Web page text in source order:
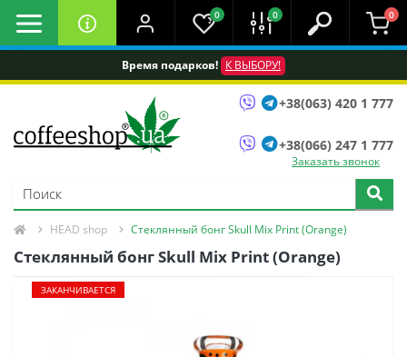
Время подарков! К ВЫБОРУ!
0 0 0
+38(063) 420 1 777
+38(066) 247 1 777
Заказать звонок
HEAD shop Стеклянный бонг Skull Mix Print (Orange)
Стеклянный бонг Skull Mix Print (Orange)
ЗАКАНЧИВАЕТСЯ